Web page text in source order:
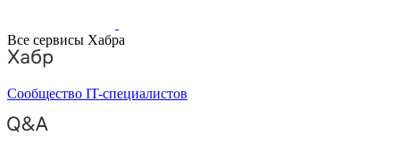
Все сервисы Хабра
Сообщество IT-специалистов